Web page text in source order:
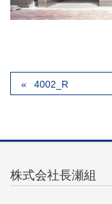
4002_R
株式会社長瀬組